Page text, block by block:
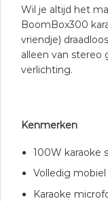
Wil je altijd het
BoomBox300
vriendje)
alleen van stereo
verlichting.
Kenmerken
100W karaoke
Volledig
Karaoke